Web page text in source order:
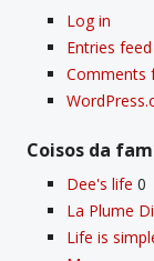
Log in
Entries feed
Comments
Coisos da
Dee's life 0
La Plume
Life is